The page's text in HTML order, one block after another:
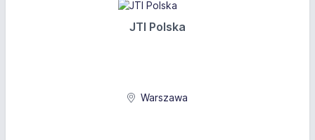
JTI Polska
Warszawa